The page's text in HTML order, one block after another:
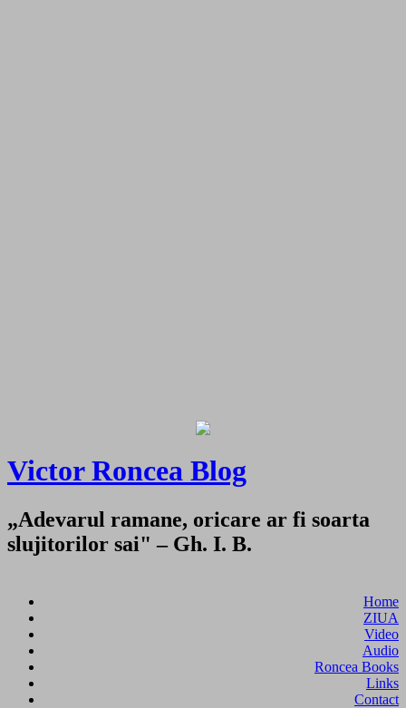
Victor Roncea Blog
„Adevarul ramane, oricare ar fi soarta
slujitorilor sai" – Gh. I. B.
Home
ZIUA
Video
Audio
Roncea Books
Links
Contact